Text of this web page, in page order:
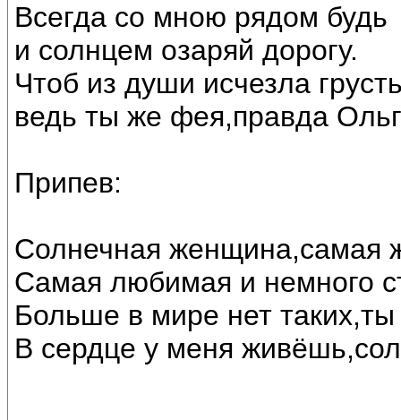
Всегда со мною рядом будь
и солнцем озаряй дорогу.
Чтоб из души исчезла
ведь ты же фея,правда
Припев:
Солнечная женщина,самая
Самая любимая и немного
Больше в мире нет
В сердце у меня